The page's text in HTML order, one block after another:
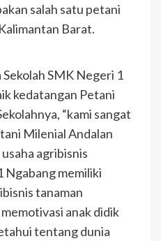
salah satu petani
Barat.
SMK Negeri 1
kedatangan Petani
“kami sangat
Milenial Andalan
agribisnis
Ngabang memiliki
tanaman
anak didik
tentang dunia